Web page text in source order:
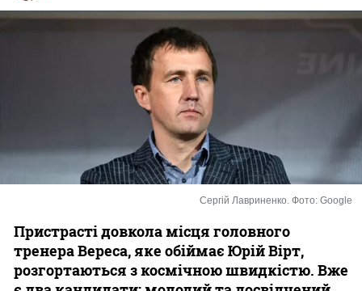
Різне
Букмекери
Казино
Сергій Лавриненко. Фото: Google
Пристрасті довкола місця головного
тренера Вереса, яке обіймає Юрій Вірт,
розгортаються з космічною швидкістю. Вже